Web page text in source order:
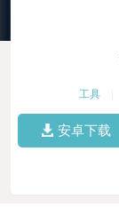
工具
安卓下载